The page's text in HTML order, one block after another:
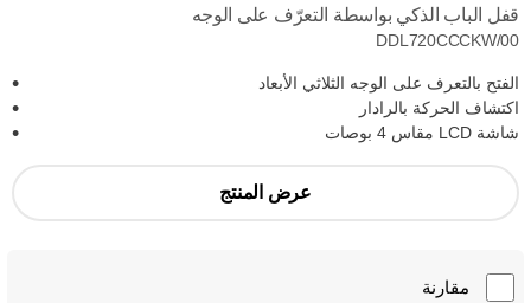
قفل الباب الذكي بواسطة التعرّف على الوجه
DDL720CCCKW/00
الفتح بالتعرف على الوجه الثلاثي الأبعاد
اكتشاف الحركة بالرادار
شاشة LCD مقاس 4 بوصات
عرض المنتج
مقارنة